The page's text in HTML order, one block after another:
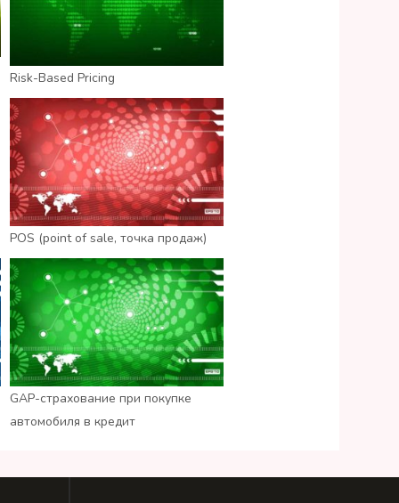
Risk-Based Pricing
POS (point of sale, точка продаж)
GAP-страхование при покупке
автомобиля в кредит